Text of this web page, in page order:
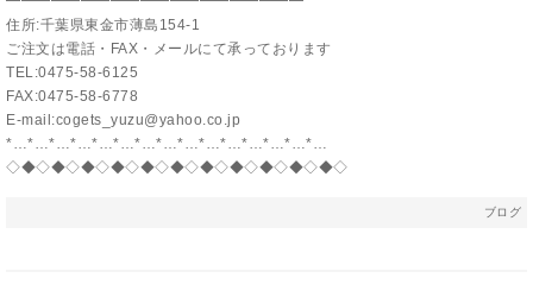
住所:千葉県東金市薄島154-1
ご注文は電話・FAX・メールにて承っております
TEL:0475-58-6125
FAX:0475-58-6778
E-mail:cogets_yuzu@yahoo.co.jp
*…*…*…*…*…*…*…*…*…*…*…*…*…*…*…
◇◆◇◆◇◆◇◆◇◆◇◆◇◆◇◆◇◆◇◆◇◆◇
ブログ